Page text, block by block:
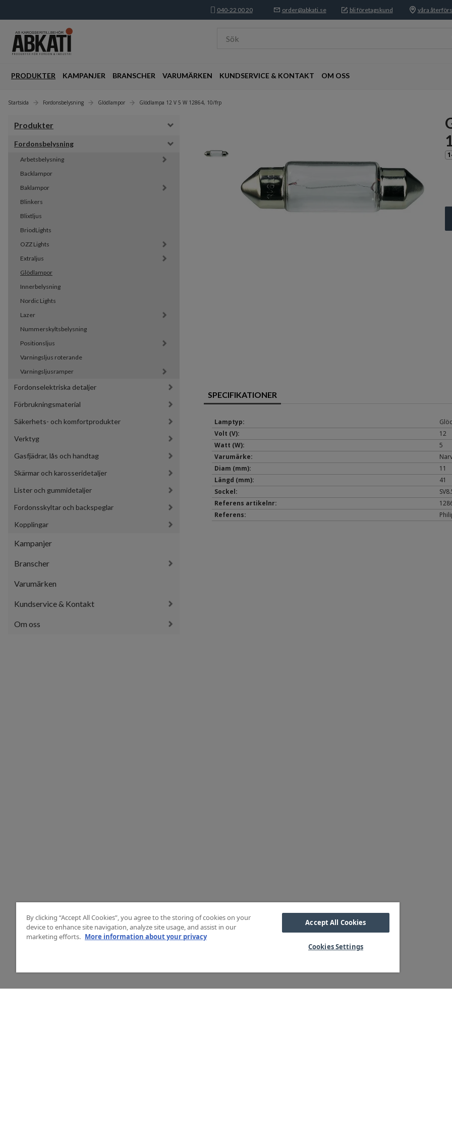
040-22 00 20 order@abkati.se bli företagskund våra
Sök
PRODUKTER KAMPANJER BRANSCHER VARUMÄRKEN KUNDSERVICE & KONTAKT OM OSS
Startsida Fordonsbelysning Glödlampor Glödlampa 12 V 5 W 12864, 10/frp
Produkter
Fordonsbelysning
Arbetsbelysning
Backlampor
Baklampor
Blinkers
Blixtljus
BriodLights
OZZ Lights
Extraljus
Glödlampor
Innerbelysning
Nordic Lights
Lazer
Nummerskyltsbelysning
Positionsljus
Varningsljus roterande
Varningsljusramper
Fordonselektriska detaljer
Förbrukningsmaterial
Säkerhets- och komfortprodukter
Verktyg
Gasfjädrar, lås och handtag
Skärmar och karosseridetaljer
Lister och gummidetaljer
Fordonsskyltar och backspeglar
Kopplingar
Kampanjer
Branscher
Varumärken
Kundservice & Kontakt
Om oss
SPECIFIKATIONER
Lamptyp:
Volt (V):
12
Watt (W):
5
Varumärke:
Diam (mm):
11
Längd (mm):
41
Sockel:
Referens artikelnr:
Referens:
By clicking “Accept All Cookies”, you agree to the storing of cookies on your
device to enhance site navigation, analyze site usage, and assist in our
marketing efforts. More information about your privacy
Accept All Cookies
Cookies Settings